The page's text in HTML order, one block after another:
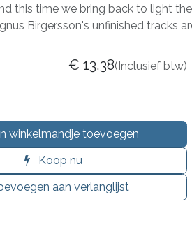
this time we bring back to light
Birgersson's unfinished tracks
winkelmandje toevoegen
Koop nu
aan verlanglijst
€ 13,38(Inclusief btw)